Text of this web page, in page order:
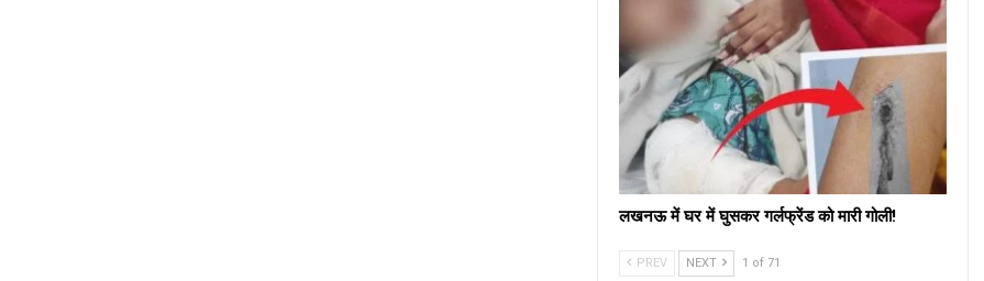
लखनऊ में घर में घुसकर गर्लफ्रेंड को मारी गोली!
PREV NEXT 1 of 71